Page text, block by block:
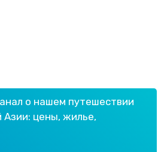
о нашем путешествии
цены, жилье,